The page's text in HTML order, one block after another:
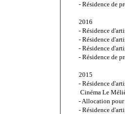
- Résidence de
2016
- Résidence
- Résidence
- Résidence
- Résidence de
2015
- Résidence
Cinéma Le
- Allocation
- Résidence